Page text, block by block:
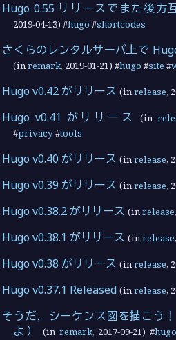
Hugo 0.55 リリースでまた後方
2019-04-13) #hugo #shortcodes
さくらのレンタルサーバ上で
(inremark, 2019-01-21) #hugo #site #
Hugo v0.42 がリリース (inrelease,
Hugo v0.41 がリリース (in
#privacy#tools
Hugo v0.40 がリリース (inrelease,
Hugo v0.39 がリリース (inrelease,
Hugo v0.38.2 がリリース (inrelease,
Hugo v0.38.1 がリリース (inrelease,
Hugo v0.38 がリリース (inrelease,
Hugo v0.37.1 Released (inrelease,
そうだ，シーケンス図を描こう
よ）
(in remark, 2017-09-21) #hugo